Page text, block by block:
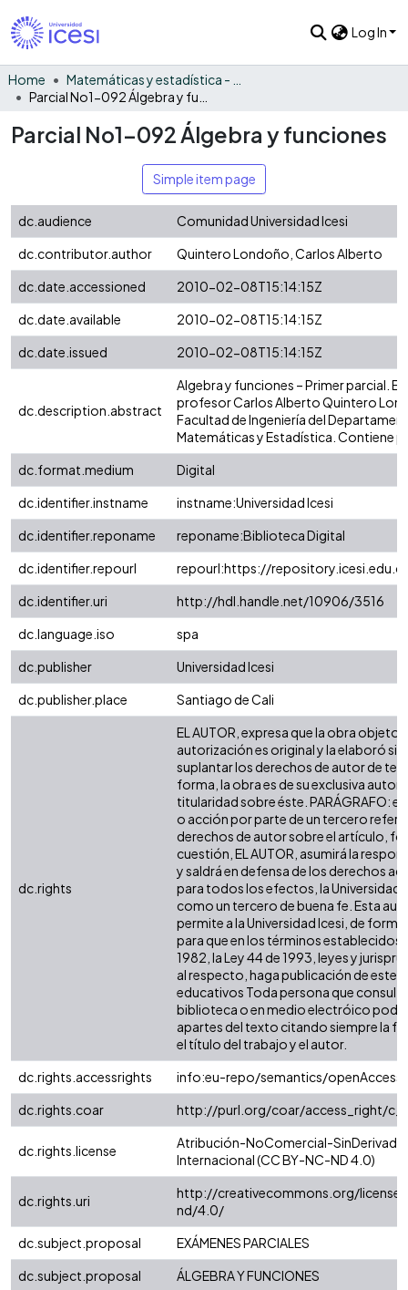
Log In
Home
Parcial No1-092 Álgebra y funciones
Simple item page
dc.audience
Comunidad Universidad Icesi
dc.contributor.author
Quintero Londoño, Carlos Alberto
dc.date.accessioned
2010-02-08T15:14:15Z
dc.date.available
2010-02-08T15:14:15Z
dc.date.issued
2010-02-08T15:14:15Z
dc.description.abstract
Algebra y funciones – Primer parcial.
profesor Carlos Alberto Quintero
Facultad de Ingeniería del
Matemáticas y Estadística. Contiene
dc.format.medium
Digital
dc.identifier.instname
instname:Universidad Icesi
dc.identifier.reponame
reponame:Biblioteca Digital
dc.identifier.repourl
repourl:https://
dc.identifier.uri
http://hdl.handle.net/10906/3516
dc.language.iso
spa
dc.publisher
Universidad Icesi
dc.publisher.place
Santiago de Cali
dc.rights
EL AUTOR, expresa que la obra objeto
autorización es original y la elaboró
suplantar los derechos de autor de
forma, la obra es de su exclusiva
titularidad sobre éste. PARÁGRAFO:
o acción por parte de un tercero
derechos de autor sobre el artículo,
cuestión, EL AUTOR, asumirá la
y saldrá en defensa de los derechos
para todos los efectos, la Universidad
como un tercero de buena fe. Esta
permite a la Universidad Icesi, de
para que en los términos establecidos
1982, la Ley 44 de 1993, leyes y
al respecto, haga publicación de este
educativos Toda persona que consulte
biblioteca o en medio electróico
apartes del texto citando siempre la
el título del trabajo y el autor.
dc.rights.accessrights
info:eu-repo/semantics/openAccess
dc.rights.coar
http://purl.org/coar/access_right/
dc.rights.license
Atribución-NoComercial-
Internacional (CC BY-NC-ND 4.0)
dc.rights.uri
http://creativecommons.org/
nd/4.0/
dc.subject.proposal
EXÁMENES PARCIALES
dc.subject.proposal
ÁLGEBRA Y FUNCIONES